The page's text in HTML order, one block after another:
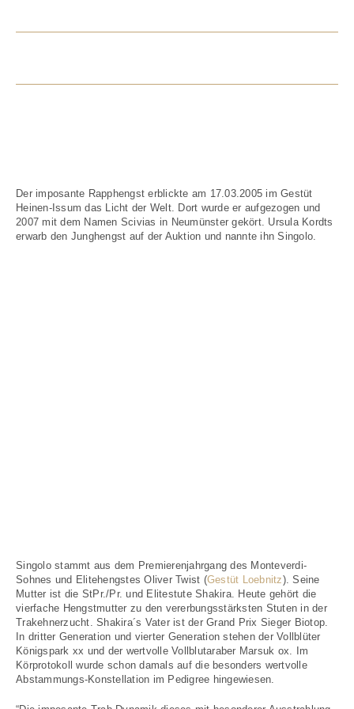
Der imposante Rapphengst erblickte am 17.03.2005 im Gestüt
Heinen-Issum das Licht der Welt. Dort wurde er aufgezogen und
2007 mit dem Namen Scivias in Neumünster gekört. Ursula Kordts
erwarb den Junghengst auf der Auktion und nannte ihn Singolo.
Singolo stammt aus dem Premierenjahrgang des Monteverdi-
Sohnes und Elitehengstes Oliver Twist (Gestüt Loebnitz). Seine
Mutter ist die StPr./Pr. und Elitestute Shakira. Heute gehört die
vierfache Hengstmutter zu den vererbungsstärksten Stuten in der
Trakehnerzucht. Shakira´s Vater ist der Grand Prix Sieger Biotop.
In dritter Generation und vierter Generation stehen der Vollblüter
Königspark xx und der wertvolle Vollblutaraber Marsuk ox. Im
Körprotokoll wurde schon damals auf die besonders wertvolle
Abstammungs-Konstellation im Pedigree hingewiesen.